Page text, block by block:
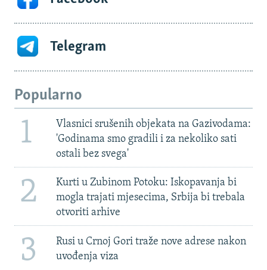
Telegram
Popularno
1
Vlasnici srušenih objekata na Gazivodama:
'Godinama smo gradili i za nekoliko sati
ostali bez svega'
2
Kurti u Zubinom Potoku: Iskopavanja bi
mogla trajati mjesecima, Srbija bi trebala
otvoriti arhive
3
Rusi u Crnoj Gori traže nove adrese nakon
uvođenja viza